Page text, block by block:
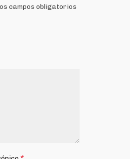
campos obligatorios